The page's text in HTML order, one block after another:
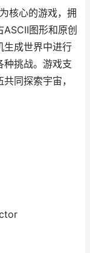
核心的游戏，拥
图形和原创
生成世界中进行
种挑战。游戏支
同探索宇宙，